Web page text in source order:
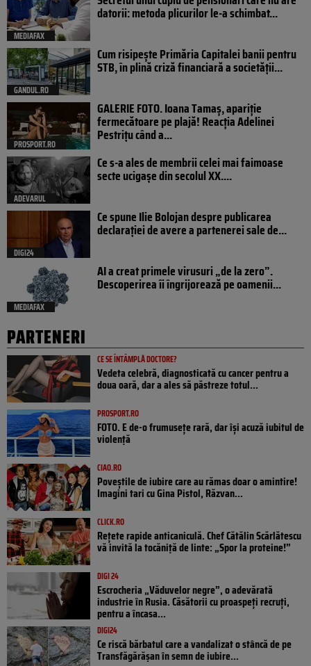
MEDIAFAX
datorii: metoda plicurilor le-a schimbat...
GANDUL.RO
Cum risipește Primăria Capitalei banii pentru
STB, în plină criză financiară a societății...
PROSPORT.RO
GALERIE FOTO. Ioana Tamaş, apariție
fermecătoare pe plajă! Reacția Adelinei
Pestrițu când a...
ADEVARUL
Ce s-a ales de membrii celei mai faimoase
secte ucigașe din secolul XX....
DIGI24
Ce spune Ilie Bolojan despre publicarea
declarației de avere a partenerei sale de...
MEDIAFAX
AI a creat primele virusuri „de la zero”.
Descoperirea îi îngrijorează pe oamenii...
PARTENERI
CE SE ÎNTÂMPLĂ DOCTORE?
Vedeta celebră, diagnosticată cu cancer pentru a
doua oară, dar a ales să păstreze totul...
PROSPORT.RO
FOTO. E de-o frumusețe rară, dar își acuză iubitul de
violență
CIAO.RO
Poveştile de iubire care au rămas doar o amintire!
Imagini tari cu Gina Pistol, Răzvan...
CLICK.RO
Rețete rapide anticaniculă. Chef Cătălin Scărlătescu
vă invită la tocăniță de linte: „Spor la proteine!”
DIGI 24
Escrocheria „Văduvelor negre”, o adevărată
industrie în Rusia. Căsătorii cu proaspeți recruți,
pentru a încasa...
DIGI24
Ce riscă bărbatul care a vandalizat o stâncă de pe
Transfăgărășan în semn de iubire...